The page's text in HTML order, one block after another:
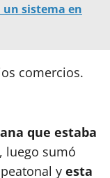
un sistema en
comercios.
que estaba
luego sumó
y esta